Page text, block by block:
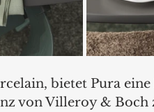
bietet Pura eine
von Villeroy & Boch